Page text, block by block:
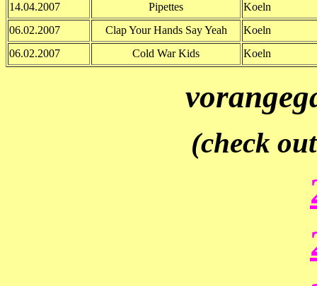
14.04.2007
Pipettes
Koeln
06.02.2007
Clap Your Hands Say Yeah
Koeln
06.02.2007
Cold War Kids Koeln
(check